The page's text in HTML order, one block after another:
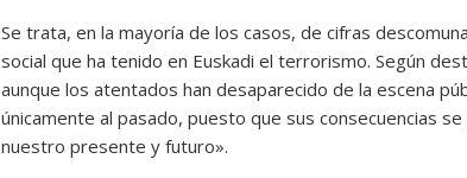
Se trata, en la mayoría de los casos, de cifras
social que ha tenido en Euskadi el terrorismo. Según
aunque los atentados han desaparecido de la escena
únicamente al pasado, puesto que sus consecuencias
nuestro presente y futuro».